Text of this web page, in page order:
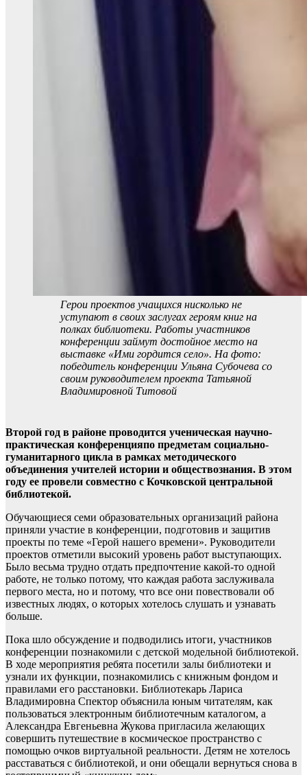
Герои проектов учащихся нисколько не
уступают в своих заслугах героям книг на
полках библиотеки. Работы участников
конференции займут достойное место на
выставке «Ими гордится село». На фото:
победитель конференции Ульяна Субочева со
своим руководителем проекта Татьяной
Владимировной Титовой
Второй год в районе проводится ученическая научно-
практическая конференцияпо предметам социально-
гуманитарного цикла в рамках методического
объединения учителей истории и обществознания. В этом
году ее провели совместно с Кочковской центральной
библиотекой.
Обучающиеся семи образовательных организаций района
приняли участие в конференции, подготовив и защитив
проекты по теме «Герой нашего времени». Руководители
проектов отметили высокий уровень работ выступающих.
Было весьма трудно отдать предпочтение какой-то одной
работе, не только потому, что каждая работа заслуживала
первого места, но и потому, что все они повествовали об
известных людях, о которых хотелось слушать и узнавать
больше.
Пока шло обсуждение и подводились итоги, участников
конференции познакомили с детской модельной библиотекой.
В ходе мероприятия ребята посетили залы библиотеки и
узнали их функции, познакомились с книжным фондом и
правилами его расстановки. Библиотекарь Лариса
Владимировна Спектор объяснила юным читателям, как
пользоваться электронным библиотечным каталогом, а
Александра Евгеньевна Жукова пригласила желающих
совершить путешествие в космическое пространство с
помощью очков виртуальной реальности. Детям не хотелось
расставаться с библиотекой, и они обещали вернуться снова в